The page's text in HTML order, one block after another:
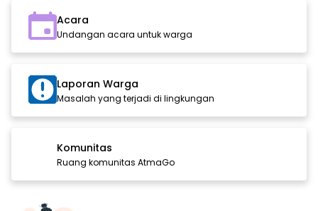
Acara
Undangan acara untuk warga
Laporan Warga
Masalah yang terjadi di lingkungan
Komunitas
Ruang komunitas AtmaGo